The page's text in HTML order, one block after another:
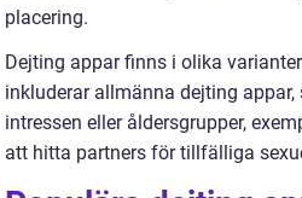
placering.
Dejting appar finns i olika
inkluderar allmänna dejting
intressen eller åldersgrupper,
att hitta partners för tillfälliga